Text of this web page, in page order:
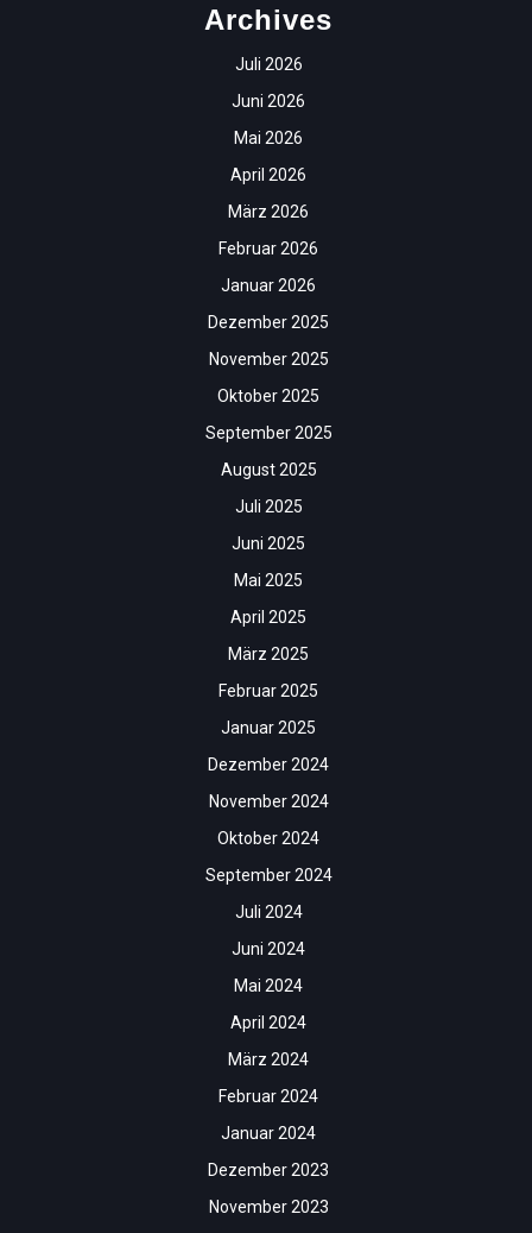
Archives
Juli 2026
Juni 2026
Mai 2026
April 2026
März 2026
Februar 2026
Januar 2026
Dezember 2025
November 2025
Oktober 2025
September 2025
August 2025
Juli 2025
Juni 2025
Mai 2025
April 2025
März 2025
Februar 2025
Januar 2025
Dezember 2024
November 2024
Oktober 2024
September 2024
Juli 2024
Juni 2024
Mai 2024
April 2024
März 2024
Februar 2024
Januar 2024
Dezember 2023
November 2023